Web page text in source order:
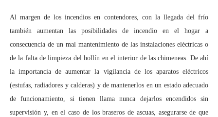
Al margen de los incendios en contendores, con la llegada del frío
también aumentan las posibilidades de incendio en el hogar a
consecuencia de un mal mantenimiento de las instalaciones eléctricas o
de la falta de limpieza del hollín en el interior de las chimeneas. De ahí
la importancia de aumentar la vigilancia de los aparatos eléctricos
(estufas, radiadores y calderas) y de mantenerlos en un estado adecuado
de funcionamiento, si tienen llama nunca dejarlos encendidos sin
supervisión y, en el caso de los braseros de ascuas, asegurarse de que